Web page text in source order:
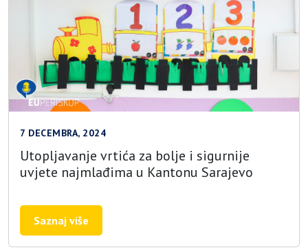
7 DECEMBRA, 2024
Utopljavanje vrtića za bolje i sigurnije
uvjete najmlađima u Kantonu Sarajevo
Saznaj više